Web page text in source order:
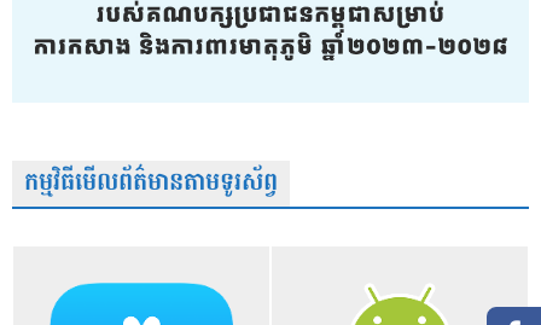
កម្មវិធីមើលព័ត៌មានតាមទូរស័ព្វ